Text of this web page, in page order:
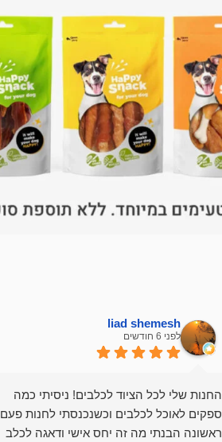
liad shemesh
לפני 6 חודשים
החנות שלי לכל הציוד לכלבים! ניסיתי כמה
ספקים לאוכל לכלבים וכשנכנסתי לחנות פעם
ראשונה הבנתי מה זה יחס אישי ודאגה לכלב